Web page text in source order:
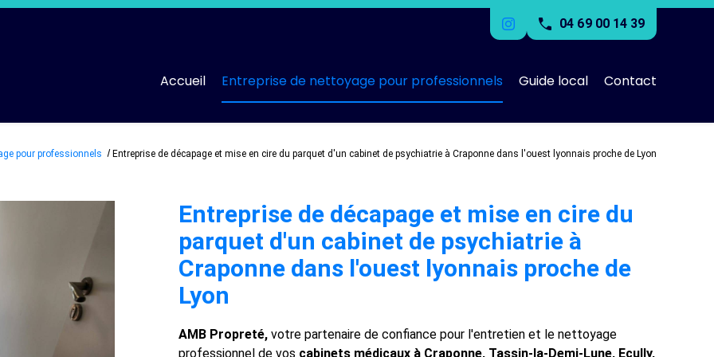
04 69 00 14 39
Accueil Entreprise de nettoyage pour professionnels Guide local Contact
pour professionnels Entreprise de décapage et mise en cire du parquet d'un cabinet de psychiatrie à Craponne dans l'ouest lyonnais proche de Lyon
Entreprise de décapage et mise en cire du
parquet d'un cabinet de psychiatrie à
Craponne dans l'ouest lyonnais proche de
Lyon
AMB Propreté, votre partenaire de confiance pour l'entretien et le nettoyage
professionnel de vos cabinets médicaux à Craponne, Tassin-la-Demi-Lune, Ecully,